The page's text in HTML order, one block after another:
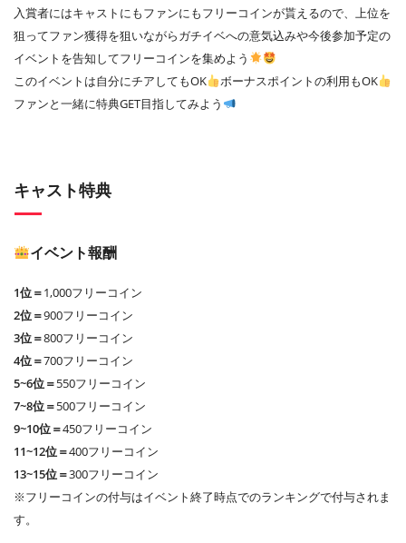
入賞者にはキャストにもファンにもフリーコインが貰えるので、上位を
狙ってファン獲得を狙いながらガチイベへの意気込みや今後参加予定の
イベントを告知してフリーコインを集めよう
このイベントは自分にチアしてもOK
ボーナスポイントの利用もOK
ファンと一緒に特典GET目指してみよう
キャスト特典
イベント報酬
1位＝1,000フリーコイン
2位＝900フリーコイン
3位＝800フリーコイン
4位＝700フリーコイン
5~6位＝550フリーコイン
7~8位＝500フリーコイン
9~10位＝450フリーコイン
11~12位＝400フリーコイン
13~15位＝300フリーコイン
※フリーコインの付与はイベント終了時点でのランキングで付与されま
す。